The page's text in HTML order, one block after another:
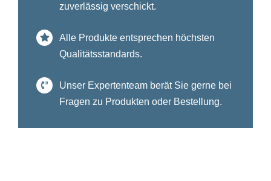
zuverlässig verschickt.
Alle Produkte entsprechen höchsten
Qualitätsstandards.
Unser Expertenteam berät Sie gerne bei
Fragen zu Produkten oder Bestellung.